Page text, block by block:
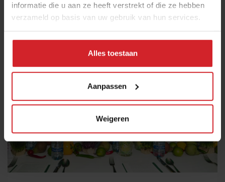
informatie die u aan ze heeft verstrekt of die ze hebben
verzameld op basis van uw gebruik van hun services.
Alles toestaan
Aanpassen
Weigeren
6 mei 2019| 1 min